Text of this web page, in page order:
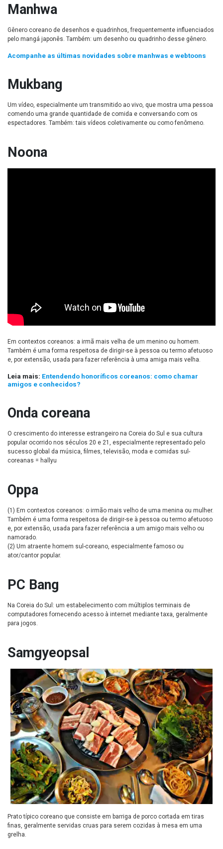
Manhwa
Gênero coreano de desenhos e quadrinhos, frequentemente influenciados
pelo mangá japonês. Também: um desenho ou quadrinho desse gênero.
Acompanhe as últimas novidades sobre manhwas e webtoons
Mukbang
Um vídeo, especialmente um transmitido ao vivo, que mostra uma pessoa
comendo uma grande quantidade de comida e conversando com os
espectadores. Também: tais vídeos coletivamente ou como fenômeno.
Noona
Em contextos coreanos: a irmã mais velha de um menino ou homem.
Também é uma forma respeitosa de dirigir-se à pessoa ou termo afetuoso
e, por extensão, usada para fazer referência à uma amiga mais velha.
Leia mais: Entendendo honoríficos coreanos: como chamar
amigos e conhecidos?
Onda coreana
O crescimento do interesse estrangeiro na Coreia do Sul e sua cultura
popular ocorrido nos séculos 20 e 21, especialmente representado pelo
sucesso global da música, filmes, televisão, moda e comidas sul-
coreanas = hallyu
Oppa
(1) Em contextos coreanos: o irmão mais velho de uma menina ou mulher.
Também é uma forma respeitosa de dirigir-se à pessoa ou termo afetuoso
e, por extensão, usada para fazer referência a um amigo mais velho ou
namorado.
(2) Um atraente homem sul-coreano, especialmente famoso ou
ator/cantor popular.
PC Bang
Na Coreia do Sul: um estabelecimento com múltiplos terminais de
computadores fornecendo acesso à internet mediante taxa, geralmente
para jogos.
Samgyeopsal
Prato típico coreano que consiste em barriga de porco cortada em tiras
finas, geralmente servidas cruas para serem cozidas à mesa em uma
grelha.